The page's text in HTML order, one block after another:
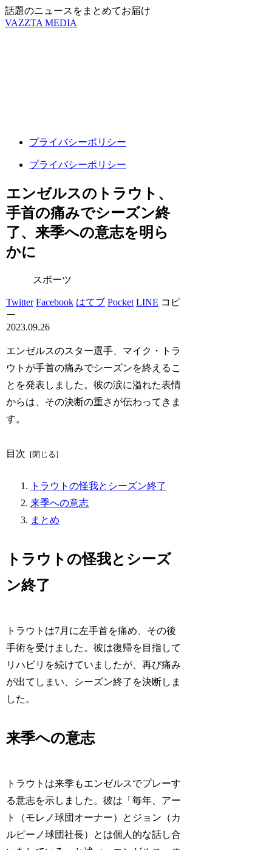
話題のニュースをまとめてお届け
VAZZTA MEDIA
プライバシーポリシー
プライバシーポリシー
エンゼルスのトラウト、
手首の痛みでシーズン終
了、来季への意志を明ら
かに
スポーツ
Twitter Facebook はてブ Pocket LINE コピ
ー
2023.09.26
エンゼルスのスター選手、マイク・トラ
ウトが手首の痛みでシーズンを終えるこ
とを発表しました。彼の涙に溢れた表情
からは、その決断の重さが伝わってきま
す。
目次
トラウトの怪我とシーズン終了
来季への意志
まとめ
トラウトの怪我とシーズ
ン終了
トラウトは7月に左手首を痛め、その後
手術を受けました。彼は復帰を目指して
リハビリを続けていましたが、再び痛み
が出てしまい、シーズン終了を決断しま
した。
来季への意志
トラウトは来季もエンゼルスでプレーす
る意志を示しました。彼は「毎年、アー
ト（モレノ球団オーナー）とジョン（カ
ルピーノ球団社長）とは個人的な話し合